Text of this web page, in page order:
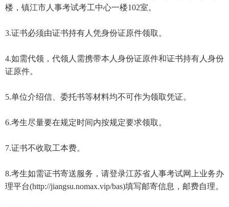
楼，镇江市人事考试考工中心一楼102室。
3.证书必须由证书持有人凭身份证原件领取。
4.如需代领，代领人需携带本人身份证原件和证书持有人身份
证原件。
5.单位介绍信、委托书等材料均不可作为领取凭证。
6.考生尽量要在规定时间内按规定要求领取。
7.证书不收取工本费。
8.考生如需证书寄送服务，请登录江苏省人事考试网上业务办
理平台(http://jiangsu.nomax.vip/bas)填写邮寄信息，邮费自理。